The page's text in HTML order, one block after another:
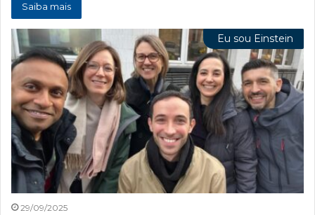
Saiba mais
Eu sou Einstein
29/09/2025